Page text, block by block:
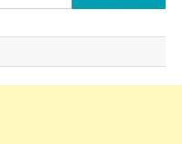
untuk: